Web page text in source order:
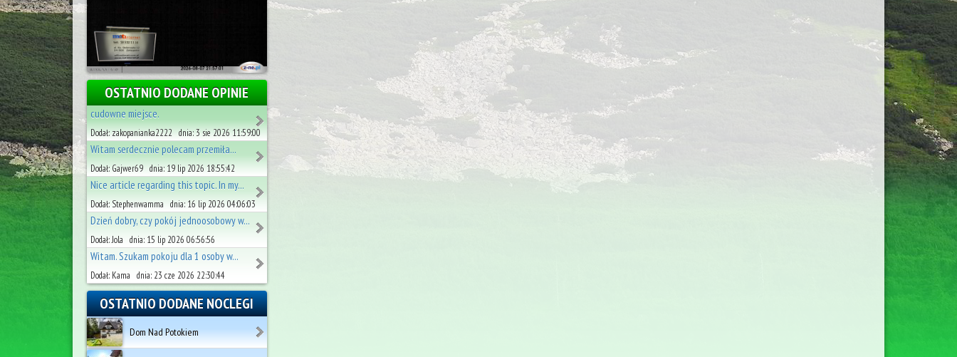
OSTATNIO DODANE OPINIE
cudowne miejsce.
Dodał: zakopanianka2222 dnia: 3 sie 2026 11:59:00
Witam serdecznie polecam przemiła...
Dodał: Gajwer69 dnia: 19 lip 2026 18:55:42
Nice article regarding this topic. In my...
Dodał: Stephenwamma dnia: 16 lip 2026 04:06:03
Dzień dobry, czy pokój jednoosobowy w...
Dodał: Jola dnia: 15 lip 2026 06:56:56
Witam. Szukam pokoju dla 1 osoby w...
Dodał: Kama dnia: 23 cze 2026 22:30:44
OSTATNIO DODANE NOCLEGI
Dom Nad Potokiem